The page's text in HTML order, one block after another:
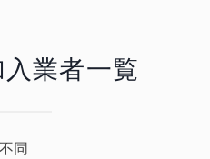
業者一覧
同